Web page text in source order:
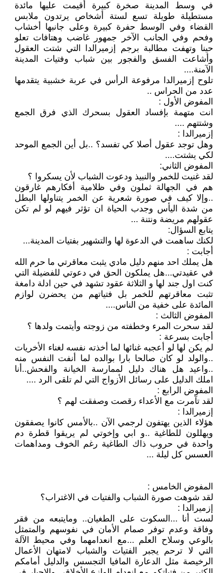
في وسط المدينة صخرة كبيرة أقيمت عليها مائدة
مستطيلة طويلة تسع لستة أشخاص يرتدون ملابس
القضاء وفي الوسط حفرة كبيرة وعلى جانبها أخشاب
وفحم وفي الجانب الآخر جمهور غاضب وهتافات تعلو
حينا وتهفت مطالبة برجم إزميرالدا التي شتت العقول
وأشاعت الفسق والفجور بين شباب وفتيات المدينة
الآمنة....
تلوح إزميرالدا مرفوعة الرأس في عربة خشبية يتقدمها
عدد من الحراس ..
المفوض الأول :
انت متهمة بإفساد العقول بسحرك الذي فرق الجمع
وشتتهم ....
إزميرالدا :
وهل توجد عقول أصلا كي تفسد؟ ..بل أين الجمع الموحد
لكي يشتت....
المفوض الثاني:
لقد غنيت للخمر والنبيذ ودعوت الشباب لأن يسكروا ؟
هم في الجهالة ثملون وفي ظلامية أفكارهم غارقون
..وإلا كيف في صورة شعرية عن الخمر يتناولها البطل
من شدة اليأس وجدب الحياة ان تؤثر فيهم لو لم تكن
عقولهم مريضة ونتنة ...
يتابع السؤال:
لكنك ساهمت في الدعوة لها والتشهير بفتيات المدينة...
أجابت :
هل يملك احد منهم دليل مادي يثبت معاقرتي ما حرم الله
في عقيدتي...هل يملكون الحق في دعوتي للفضيلة التي
كنت اول جند لها و الثلاثة عقود تشهد في حين ادلة دامغة
تثبت معاقرتهم للخمر بل فتياتهم من يحضرن لوازم
المائدة على خفية من الناس....
المفوض الثالث :
لقد سحرت المرء وخطفته من زوجته وأيتمت ولدها ؟
أجابت بسرعة :
لم يكن لها لو أعجبه غنائها لما أخذته نفسه لغناء الأخريات
..والولد لو كان صالحا بارا بوالده لما أنفت النفس منه
..واعيد هل هناك دليل لممارسة الخيانة والفحش..أنا
املك الدليل على رسائل الأزواج التي لم تلقى الرد ....
المفوض الرابع :
لقد تآمرت مع الأعداء رقصت وصفقت لهم ؟
إزميرالدا :
هؤلاء الذين يهتفون لرجمي الآن ..بالأمس كانوا يصفقون
ويهللون للطاغية ..و ابي وإخوتي لم يريقوا قطرة دم
واحدة في حروب ذاك الطاغية رغم الخوف ومداهمات
العسس كل ليلة ...
المفوض الخامس :
لقد شوهت صورة الشباب والفتيات في الاغتراب؟
إزميرالدا :
لست أنا ...السكوت على الطغيان.. ومايتبعه من فقر
وفاقة وعدم توفر صمام الأمان في نفوسهم والمتمثل
بالوعي وسلاح العلم ...مع انعدامهما وفي محيط الآلة
التي لا ترحم يجبر الفتيات والشباب لامتهان الأعمال
الرخيصة مثل الدعارة المافيا التجسس والدليل أمامكم